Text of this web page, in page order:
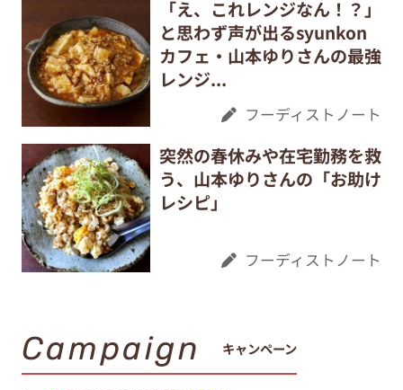
「え、これレンジなん！？」
と思わず声が出るsyunkon
カフェ・山本ゆりさんの最強
レンジ...
フーディストノート
突然の春休みや在宅勤務を救
う、山本ゆりさんの「お助け
レシピ」
フーディストノート
Campaign キャンペーン